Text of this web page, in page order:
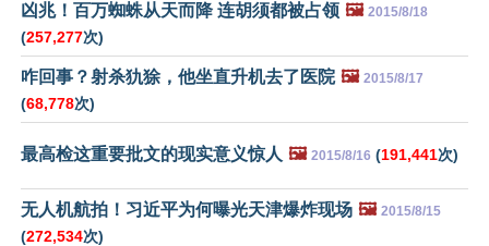
凶兆！百万蜘蛛从天而降 连胡须都被占领 🖼️ 2015/8/18
(257,277次)
咋回事？射杀犰狳，他坐直升机去了医院 🖼️ 2015/8/17
(68,778次)
最高检这重要批文的现实意义惊人 🖼️ 2015/8/16 (191,441次)
无人机航拍！习近平为何曝光天津爆炸现场 🖼️ 2015/8/15
(272,534次)